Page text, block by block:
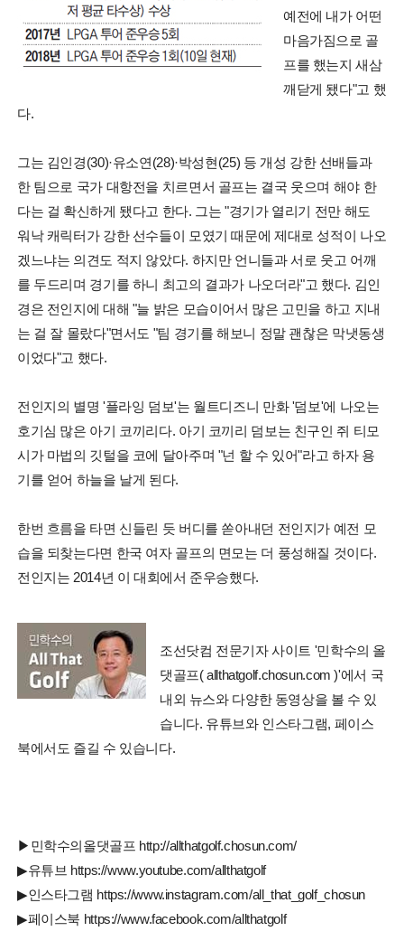
예전에 내가 어떤
마음가짐으로 골
프를 했는지 새삼
깨닫게 됐다"고 했
다.
그는 김인경(30)·유소연(28)·박성현(25) 등 개성 강한 선배들과
한 팀으로 국가 대항전을 치르면서 골프는 결국 웃으며 해야 한
다는 걸 확신하게 됐다고 한다. 그는 "경기가 열리기 전만 해도
워낙 캐릭터가 강한 선수들이 모였기 때문에 제대로 성적이 나오
겠느냐는 의견도 적지 않았다. 하지만 언니들과 서로 웃고 어깨
를 두드리며 경기를 하니 최고의 결과가 나오더라"고 했다. 김인
경은 전인지에 대해 "늘 밝은 모습이어서 많은 고민을 하고 지내
는 걸 잘 몰랐다"면서도 "팀 경기를 해보니 정말 괜찮은 막냇동생
이었다"고 했다.
전인지의 별명 '플라잉 덤보'는 월트디즈니 만화 '덤보'에 나오는
호기심 많은 아기 코끼리다. 아기 코끼리 덤보는 친구인 쥐 티모
시가 마법의 깃털을 코에 달아주며 "넌 할 수 있어"라고 하자 용
기를 얻어 하늘을 날게 된다.
한번 흐름을 타면 신들린 듯 버디를 쏟아내던 전인지가 예전 모
습을 되찾는다면 한국 여자 골프의 면모는 더 풍성해질 것이다.
전인지는 2014년 이 대회에서 준우승했다.
조선닷컴 전문기자 사이트 '민학수의 올
댓골프( allthatgolf.chosun.com )'에서 국
내외 뉴스와 다양한 동영상을 볼 수 있
습니다. 유튜브와 인스타그램, 페이스
북에서도 즐길 수 있습니다.
▶민학수의올댓골프 http://allthatgolf.chosun.com/
▶유튜브 https://www.youtube.com/allthatgolf
▶인스타그램 https://www.instagram.com/all_that_golf_chosun
▶페이스북 https://www.facebook.com/allthatgolf